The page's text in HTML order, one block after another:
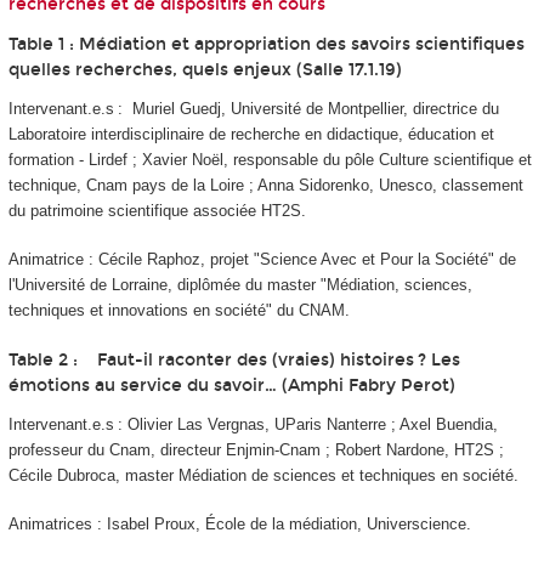
recherches et de dispositifs en cours
Table 1 : Médiation et appropriation des savoirs scientifiques
quelles recherches, quels enjeux (Salle 17.1.19)
Intervenant.e.s : Muriel Guedj, Université de Montpellier, directrice du
Laboratoire interdisciplinaire de recherche en didactique, éducation et
formation - Lirdef ; Xavier Noël, responsable du pôle Culture scientifique et
technique, Cnam pays de la Loire ; Anna Sidorenko, Unesco, classement
du patrimoine scientifique associée HT2S.
Animatrice : Cécile Raphoz, projet "Science Avec et Pour la Société" de
l'Université de Lorraine, diplômée du master "Médiation, sciences,
techniques et innovations en société" du CNAM.
Table 2 : Faut-il raconter des (vraies) histoires ? Les
émotions au service du savoir… (Amphi Fabry Perot)
Intervenant.e.s : Olivier Las Vergnas, UParis Nanterre ; Axel Buendia,
professeur du Cnam, directeur Enjmin-Cnam ; Robert Nardone, HT2S ;
Cécile Dubroca, master Médiation de sciences et techniques en société.
Animatrices : Isabel Proux, École de la médiation, Universcience.